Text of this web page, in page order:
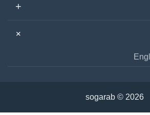
+
+
sogarab © 2026